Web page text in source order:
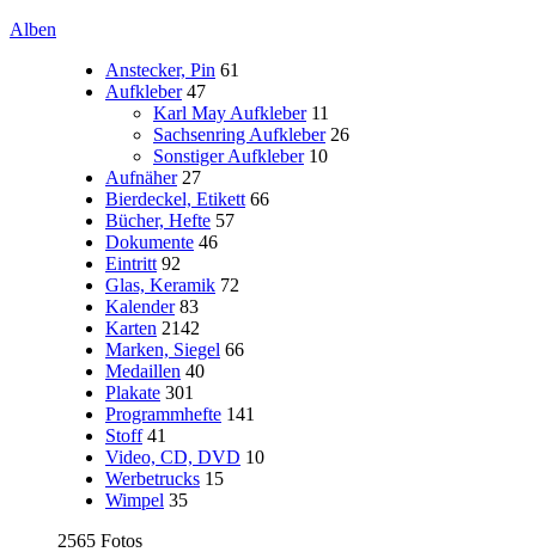
Alben
Anstecker, Pin 61
Aufkleber 47
Karl May Aufkleber 11
Sachsenring Aufkleber 26
Sonstiger Aufkleber 10
Aufnäher 27
Bierdeckel, Etikett 66
Bücher, Hefte 57
Dokumente 46
Eintritt 92
Glas, Keramik 72
Kalender 83
Karten 2142
Marken, Siegel 66
Medaillen 40
Plakate 301
Programmhefte 141
Stoff 41
Video, CD, DVD 10
Werbetrucks 15
Wimpel 35
2565 Fotos